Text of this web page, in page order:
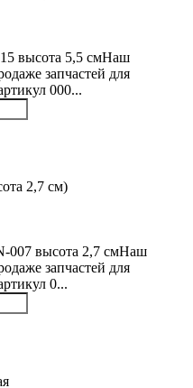
высота 5,5 смНаш
запчастей для
000...
007 высота 2,7 смНаш
запчастей для
0...